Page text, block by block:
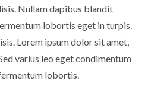
Nullam dapibus blandit
lobortis eget in turpis.
Lorem ipsum dolor sit amet,
varius leo eget condimentum
lobortis.